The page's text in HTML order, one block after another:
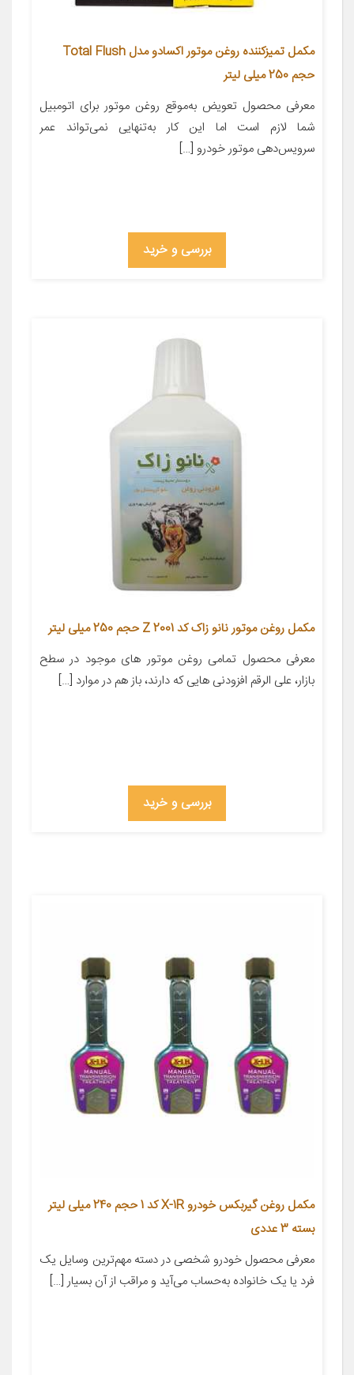
مکمل تمیزکننده روغن موتور اکسادو مدل Total Flush
حجم 250 میلی لیتر
معرفی محصول تعویض به‌موقع روغن موتور برای اتومبیل
شما لازم است اما این کار به‌تنهایی نمی‌تواند عمر
سرویس‌دهی موتور خودرو […]
بررسی و خرید
مکمل روغن موتور نانو زاک کد Z 2001 حجم 250 میلی لیتر
معرفی محصول تمامی روغن موتور های موجود در سطح
بازار، علی الرقم افزودنی هایی که دارند، باز هم در موارد […]
بررسی و خرید
مکمل روغن گیربکس خودرو X-1R کد 1 حجم 240 میلی لیتر
بسته 3 عددی
معرفی محصول خودرو شخصی در دسته مهم‌ترین وسایل یک
فرد یا یک خانواده به‌حساب می‌آید و مراقب از آن بسیار […]